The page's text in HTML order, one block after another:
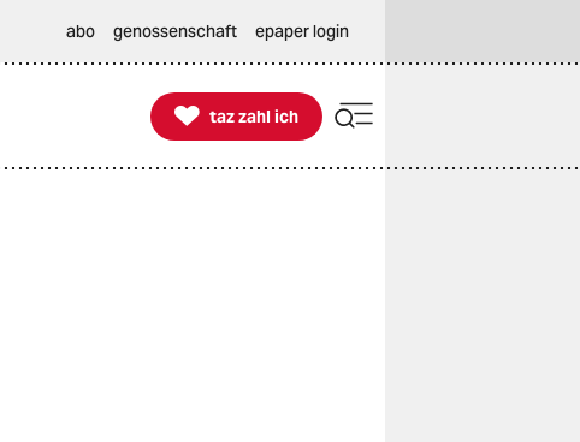
abo genossenschaft epaper login

taz zahl ich
taz zahl ich